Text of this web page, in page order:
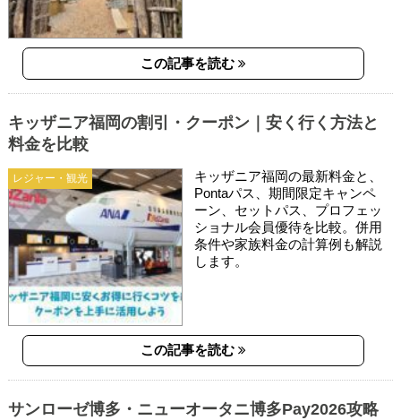
この記事を読む
レジャー・観光
キッザニア福岡の割引・クーポン｜安く行く方法と
料金を比較
キッザニア福岡の最新料金と、
Pontaパス、期間限定キャンペ
ーン、セットパス、プロフェッ
ショナル会員優待を比較。併用
条件や家族料金の計算例も解説
します。
この記事を読む
サンローゼ博多・ニューオータニ博多Pay2026攻略